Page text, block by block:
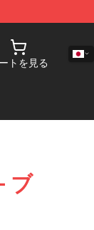
トを見る
ブ